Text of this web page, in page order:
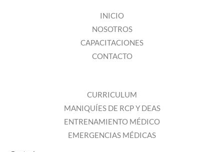
INICIO
NOSOTROS
CAPACITACIONES
CONTACTO
CURRICULUM
MANIQUÍES DE RCP Y DEAS
ENTRENAMIENTO MÉDICO
EMERGENCIAS MÉDICAS